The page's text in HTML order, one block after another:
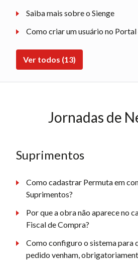
Saiba mais sobre o Sienge
Como criar um usuário no
Ver todos (13)
Jornadas de
Suprimentos
Como cadastrar Permuta em
Suprimentos?
Por que a obra não aparece no
Fiscal de Compra?
Como configuro o sistema para
pedido venham,